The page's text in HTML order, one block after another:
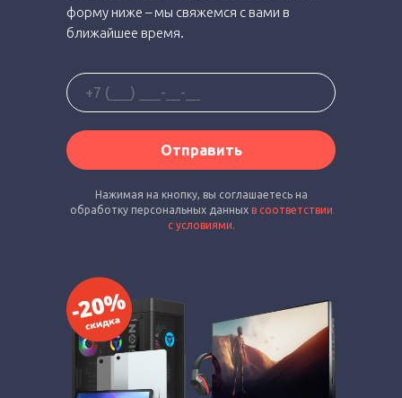
форму ниже – мы свяжемся с вами в
ближайшее время.
Нажимая на кнопку, вы соглашаетесь на
обработку персональных данных в соответствии
с условиями.
Отправить